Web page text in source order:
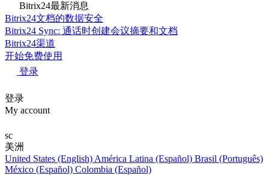
Bitrix24最新消息
Bitrix24文档的数据安全
Bitrix24 Sync: 通话时创建会议摘要和文档
Bitrix24渠道
开始免费使用
登录
登录
My account
sc
美洲
United States (English) América Latina (Español) Brasil (Português)
México (Español) Colombia (Español)